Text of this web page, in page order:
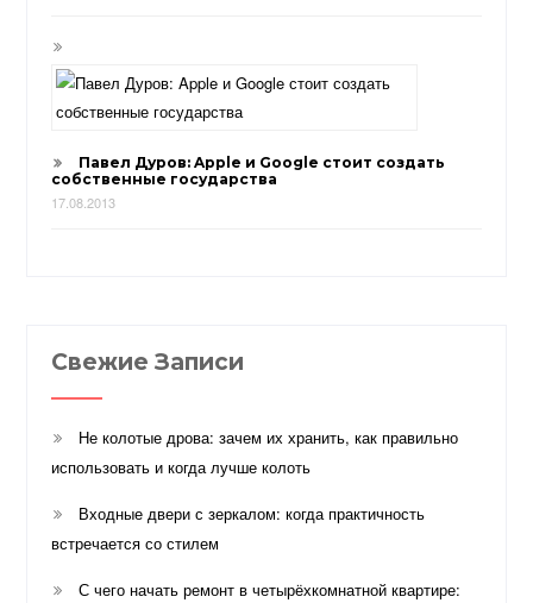
Павел Дуров: Apple и Google стоит создать
собственные государства
17.08.2013
Свежие Записи
Не колотые дрова: зачем их хранить, как правильно
использовать и когда лучше колоть
Входные двери с зеркалом: когда практичность
встречается со стилем
С чего начать ремонт в четырёхкомнатной квартире: